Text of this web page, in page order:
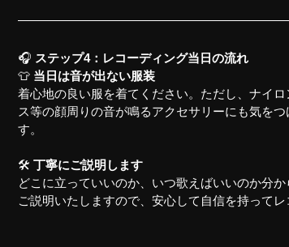
🎧 ステップ4：レコーディング当日の流れ
👕 当日は音が出ない服装
着心地の良い服を着てください。ただし、ナイ
ス等の顔周りの音が鳴るアクセサリーにも気を
す。
🛠️ 丁寧にご説明します
どこに立っていいのか、いつ歌えばいいのか分
ご説明いたしますので、安心して自信を持ってレ